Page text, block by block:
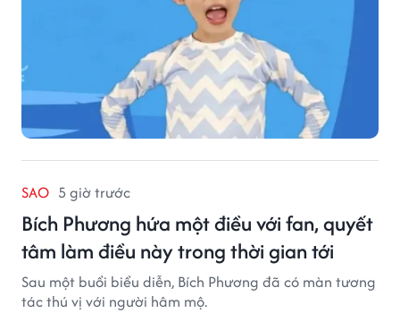
SAO 5 giờ trước
Bích Phương hứa một điều với fan, quyết
tâm làm điều này trong thời gian tới
Sau một buổi biểu diễn, Bích Phương đã có màn tương
tác thú vị với người hâm mộ.